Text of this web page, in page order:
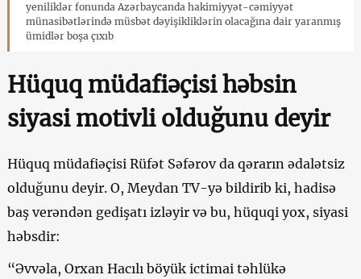
yeniliklər fonunda Azərbaycanda hakimiyyət-cəmiyyət
münasibətlərində müsbət dəyişikliklərin olacağına dair yaranmış
ümidlər boşa çıxıb
Hüquq müdafiəçisi həbsin
siyasi motivli olduğunu deyir
Hüquq müdafiəçisi Rüfət Səfərov da qərarın ədalətsiz
olduğunu deyir. O, Meydan TV-yə bildirib ki, hadisə
baş verəndən gedişatı izləyir və bu, hüquqi yox, siyasi
həbsdir:
“Əvvəla, Orxan Hacılı böyük ictimai təhlükə